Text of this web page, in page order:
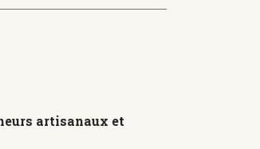
artisanaux et